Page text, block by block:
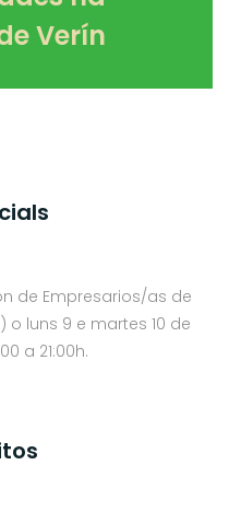
Verín
de Empresarios/as de
o luns 9 e martes 10 de
a 21:00h.